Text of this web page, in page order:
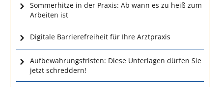
Sommerhitze in der Praxis: Ab wann es zu heiß zum
Arbeiten ist
Digitale Barrierefreiheit für Ihre Arztpraxis
Aufbewahrungsfristen: Diese Unterlagen dürfen Sie
jetzt schreddern!